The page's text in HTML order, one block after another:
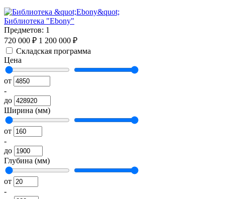
Библиотека "Ebony"
Предметов: 1
720 000 ₽ 1 200 000 ₽
Складская программа
Цена
от
-
до
Ширина (мм)
от
-
до
Глубина (мм)
от
-